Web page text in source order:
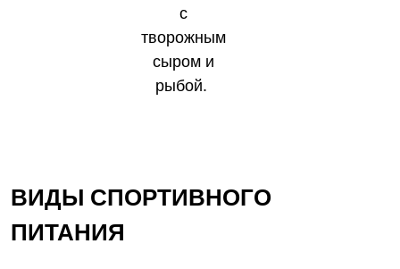
с
творожным
сыром и
рыбой.
ВИДЫ СПОРТИВНОГО
ПИТАНИЯ